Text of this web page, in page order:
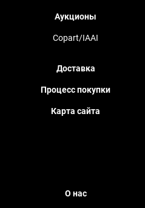
Аукционы
Copart/IAAI
Доставка
Процесс покупки
Карта сайта
О нас